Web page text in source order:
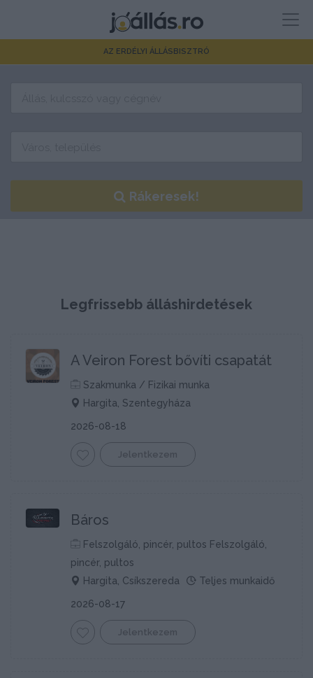
AZ ERDÉLYI ÁLLÁSBISZTRÓ
Rákeresek!
Legfrissebb álláshirdetések
A Veiron Forest bővíti csapatát
Szakmunka / Fizikai munka
Hargita, Szentegyháza
2026-08-18
Jelentkezem
Báros
Felszolgáló, pincér, pultos Felszolgáló,
pincér, pultos
Hargita, Csíkszereda
Teljes munkaidő
2026-08-17
Jelentkezem